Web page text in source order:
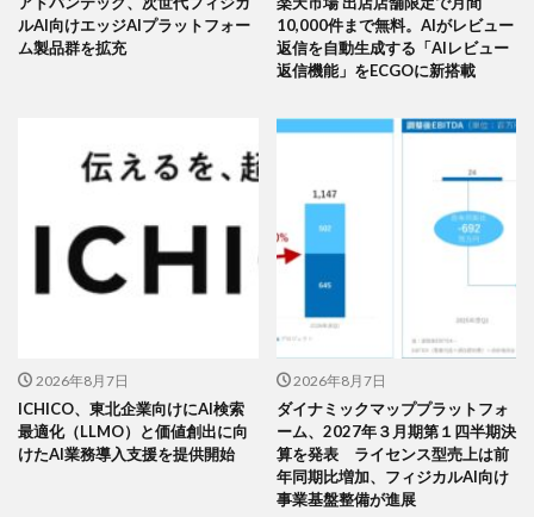
ルAI向けエッジAIプラットフォー
ム製品群を拡充
10,000件まで無料。AIがレビュー
返信を自動生成する「AIレビュー
返信機能」をECGOに新搭載
2026年8月7日
ICHICO、東北企業向けにAI検索
最適化（LLMO）と価値創出に向
けたAI業務導入支援を提供開始
2026年8月7日
ダイナミックマッププラットフォ
ーム、2027年３月期第１四半期決
算を発表 ライセンス型売上は前
年同期比増加、フィジカルAI向け
事業基盤整備が進展